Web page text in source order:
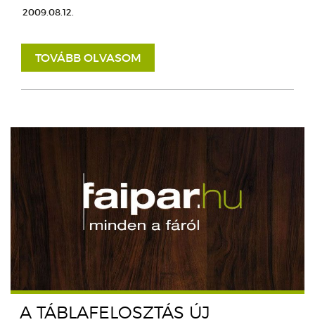
2009.08.12.
TOVÁBB OLVASOM
A TÁBLAFELOSZTÁS ÚJ